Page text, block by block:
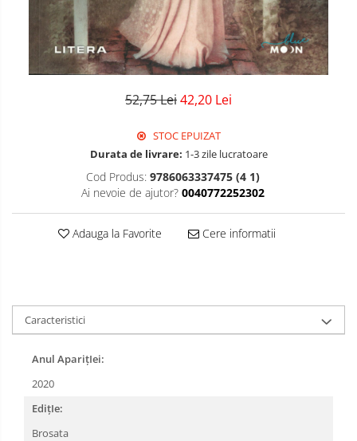
52,75 Lei42,20 Lei
STOC EPUIZAT
Durata de livrare: 1-3 zile lucratoare
Cod Produs: 9786063337475 (4 1)
Ai nevoie de ajutor? 0040772252302
Adauga la Favorite Cere informatii
Caracteristici
Anul AparițIei:
2020
EdițIe:
Brosata